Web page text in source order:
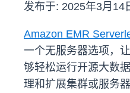
发布于: 2025年3月14
Amazon EMR
一个无服务器选项，
够轻松运行开源大数
理和扩展集群或服务